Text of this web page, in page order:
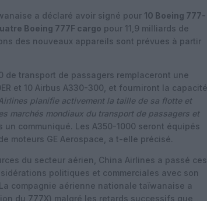
a déclaré avoir signé pour 10 Boeing 777-
Boeing 777F cargo pour 11,9 milliards de
des nouveaux appareils sont prévues à partir
de transport de passagers remplaceront une
et 10 Airbus A330-300, et fourniront la capacité
planifie activement la taille de sa flotte et
marchés mondiaux du transport de passagers et
communiqué. Les A350-1000 seront équipés
moteurs GE Aerospace, a t-elle précisé.
du secteur aérien, China Airlines a passé ces
politiques et commerciales avec son
compagnie aérienne nationale taïwanaise a
du 777X) malgré les retards successifs que